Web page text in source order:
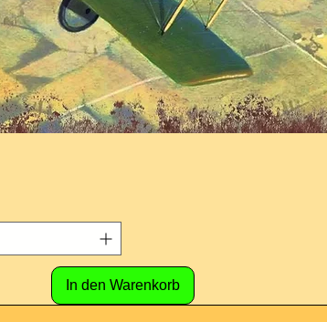
In den Warenkorb